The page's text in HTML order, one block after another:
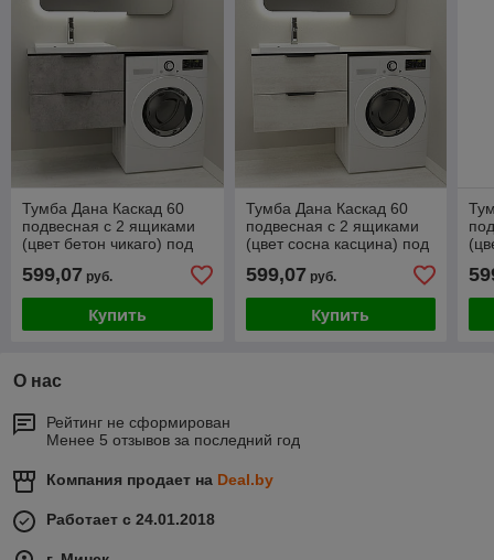
Тумба Дана Каскад 60
подвесная с 2 ящиками
(цвет бетон чикаго) под
столешницу 120 см над
стиральной машиной
599,07 руб.
Купить
Тумба Дана Каскад 60
подвесная с 2 ящиками
(цвет сосна касцина) под
столешницу 120 см над
стиральной машиной
599,07 руб.
Купить
О нас
Рейтинг не сформирован
Менее 5 отзывов за последний год
Компания продает на Deal.by
Работает с 24.01.2018